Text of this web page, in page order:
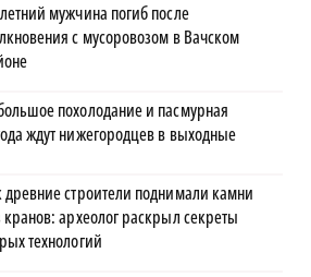
мужчина погиб после
с мусоровозом в Вачском
похолодание и пасмурная
ждут нижегородцев в выходные
древние строители поднимали камни
кранов: археолог раскрыл секреты
технологий